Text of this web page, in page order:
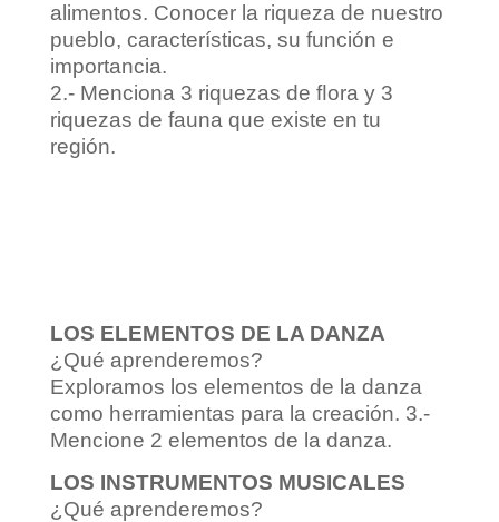
alimentos. Conocer la riqueza de nuestro
pueblo, características, su función e
importancia.
2.- Menciona 3 riquezas de ﬂora y 3
riquezas de fauna que existe en tu
región.
LOS ELEMENTOS DE LA DANZA
¿Qué aprenderemos?
Exploramos los elementos de la danza
como herramientas para la creación. 3.-
Mencione 2 elementos de la danza.
LOS INSTRUMENTOS MUSICALES
¿Qué aprenderemos?